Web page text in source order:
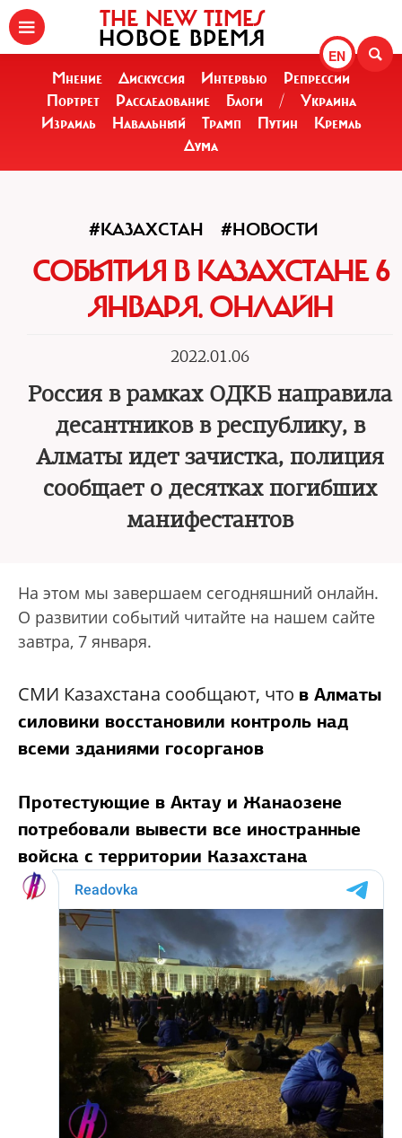
EN
THE NEW TIMES
НОВОЕ ВРЕМЯ
Мнение Дискуссия Интервью
Репрессии
Портрет
Расследование Блоги /
Украина
Израиль
Навальный Трамп Путин
Кремль
Дума
#КАЗАХСТАН #НОВОСТИ
СОБЫТИЯ В КАЗАХСТАНЕ 6
ЯНВАРЯ. ОНЛАЙН
2022.01.06
Россия в рамках ОДКБ направила
десантников в республику, в
Алматы идет зачистка, полиция
сообщает о десятках погибших
манифестантов
На этом мы завершаем сегодняшний онлайн.
О развитии событий читайте на нашем сайте
завтра, 7 января.
СМИ Казахстана сообщают, что в Алматы
силовики восстановили контроль над
всеми зданиями госорганов
Протестующие в Актау и Жанаозене
потребовали вывести все иностранные
войска с территории Казахстана